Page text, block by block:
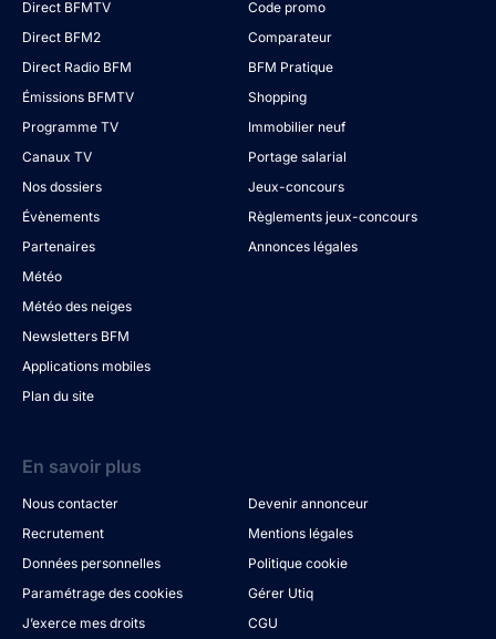
Direct BFMTV
Direct BFM2
Direct Radio BFM
Émissions BFMTV
Programme TV
Canaux TV
Nos dossiers
Évènements
Partenaires
Météo
Météo des neiges
Newsletters BFM
Applications mobiles
Plan du site
Code promo
Comparateur
BFM Pratique
Shopping
Immobilier neuf
Portage salarial
Jeux-concours
Règlements jeux-concours
Annonces légales
En savoir plus
Nous contacter
Devenir annonceur
Recrutement
Mentions légales
Données personnelles
Politique cookie
Paramétrage des cookies
Gérer Utiq
J’exerce mes droits
CGU